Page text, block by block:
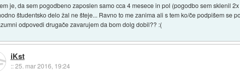
je, da sem pogodbeno zaposlen samo cca 4 mesece in pol (pogodbo sem sklenil
študentsko delo žal ne šteje... Ravno to me zanima ali s tem ko/če podpišem se
odpovedi drugače zavarujem da bom dolg dobil?? :(
iKst
::25. mar 2016, 19:24